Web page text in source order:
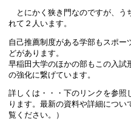
とにかく狭き門なのですが、う
れて２人います。
自己推薦制度がある学部もスポー
どがあります。
早稲田大学のほかの部もこの入試
の強化に繋げています。
詳しくは・・・下のリンクを参照
ります。最新の資料や詳細につ
覧ください。）